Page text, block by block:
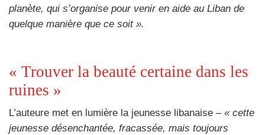
planète, qui s’organise pour venir en aide au Liban de
quelque manière que ce soit ».
« Trouver la beauté certaine dans les
ruines »
L’auteure met en lumière la jeunesse libanaise – « cette
jeunesse désenchantée, fracassée, mais toujours